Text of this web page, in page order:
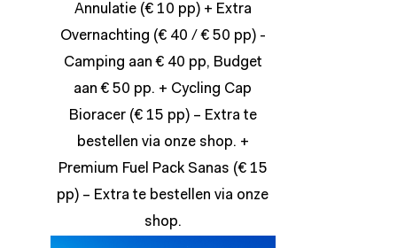
Annulatie (€ 10 pp) + Extra
Overnachting (€ 40 / € 50 pp) -
Camping aan € 40 pp, Budget
aan € 50 pp. + Cycling Cap
Bioracer (€ 15 pp) – Extra te
bestellen via onze shop. +
Premium Fuel Pack Sanas (€ 15
pp) – Extra te bestellen via onze
shop.